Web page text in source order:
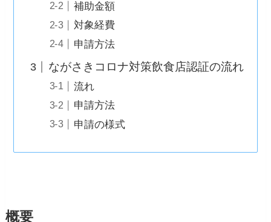
補助金額
対象経費
申請方法
ながさきコロナ対策飲食店認証の流れ
流れ
申請方法
申請の様式
概要